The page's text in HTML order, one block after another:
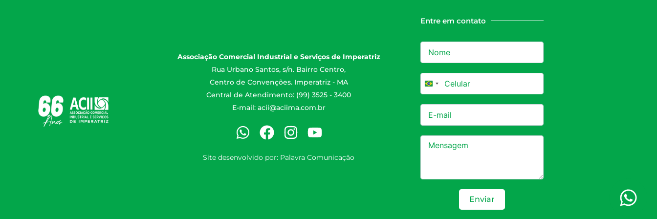
Associação Comercial Industrial e Serviços de Imperatriz
Rua Urbano Santos, s/n. Bairro Centro,
Centro de Convenções. Imperatriz - MA
Central de Atendimento: (99) 3525 - 3400
E-mail: acii@aciima.com.br
Site desenvolvido por: Palavra Comunicação
Entre em contato
Brazil +55
Enviar